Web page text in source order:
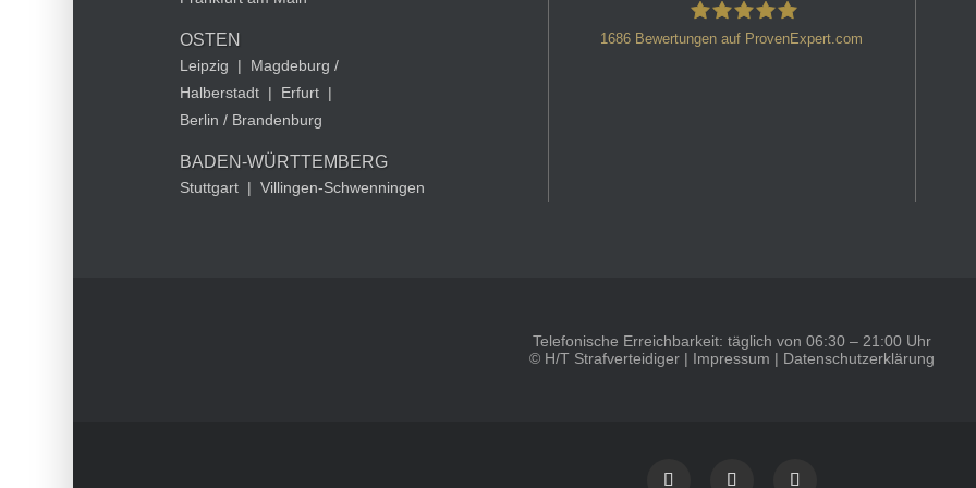
OSTEN
Leipzig |
Magdeburg /
Halberstadt | Erfurt |
Berlin / Brandenburg
BADEN-WÜRTTEMBERG
Stuttgart | Villingen-Schwenningen
1686 Bewertungen auf ProvenExpert.com
Telefonische Erreichbarkeit: täglich von 06:30 – 21:00 Uhr
© H/T Strafverteidiger | Impressum | Datenschutzerklärung